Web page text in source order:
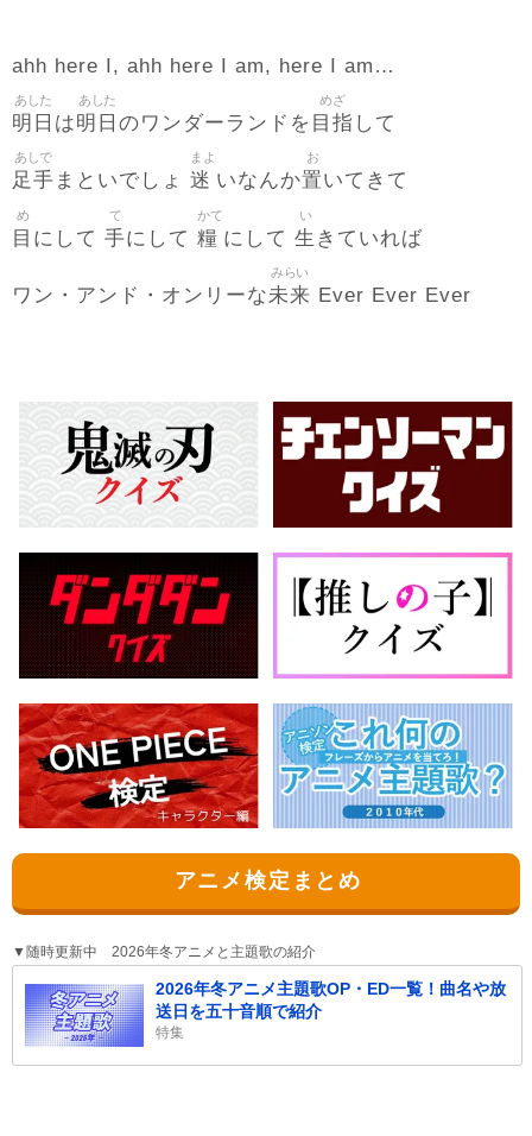
ahh here I, ahh here I am, here I am…
明日
あした
は明日
あした
のワンダーランドを 目指
めざ
して
足手
あしで
まといでしょ 迷
まよ
いなんか置
お
いてきて
目
め
にして 手
て
にして 糧
かて
にして 生
い
きていれば
ワン・アンド・オンリーな未来
みらい
Ever Ever Ever
アニメ検定まとめ
▼随時更新中 2026年冬アニメと主題歌の紹介
2026年冬アニメ主題歌OP・ED一覧！曲名や放
送日を五十音順で紹介
特集